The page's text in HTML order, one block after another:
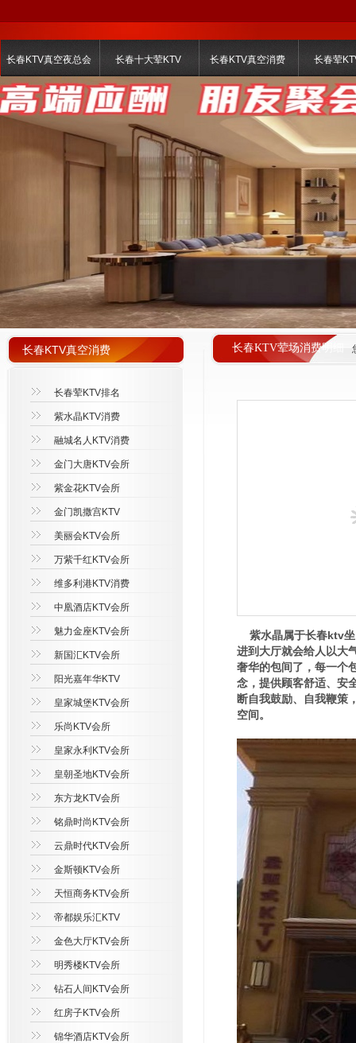
长春KTV真空夜总会 长春十大荤KTV 长春KTV真空消费 长春荤
长春KTV荤场消费明细
长春KTV真空消费
长春荤KTV排名
紫水晶KTV消费
融城名人KTV消费
金门大唐KTV会所
紫金花KTV会所
金门凯撒宫KTV
美丽会KTV会所
万紫千红KTV会所
维多利港KTV消费
中凰酒店KTV会所
魅力金座KTV会所
新国汇KTV会所
阳光嘉年华KTV
皇家城堡KTV会所
乐尚KTV会所
皇家永利KTV会所
皇朝圣地KTV会所
东方龙KTV会所
铭鼎时尚KTV会所
云鼎时代KTV会所
金斯顿KTV会所
天恒商务KTV会所
帝都娱乐汇KTV
金色大厅KTV会所
明秀楼KTV会所
钻石人间KTV会所
红房子KTV会所
锦华酒店KTV会所
紫水晶属于长春ktv坐
进到大厅就会给人以大
奢华的包间了，每一个
念，提供顾客舒适、安
断自我鼓励、自我鞭策
空间。